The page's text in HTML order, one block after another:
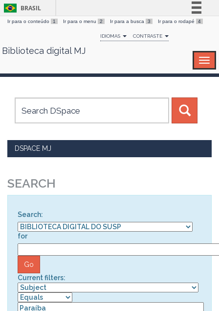
Skip
BRASIL
Simplifique!
Comunica BR
Canais
Ir para o conteúdo 1 Ir para o menu 2 Ir para a busca 3 Ir para o rodapé 4
IDIOMAS CONTRASTE
Biblioteca digital MJ
DSPACE MJ
SEARCH
Search:
for
Current filters: